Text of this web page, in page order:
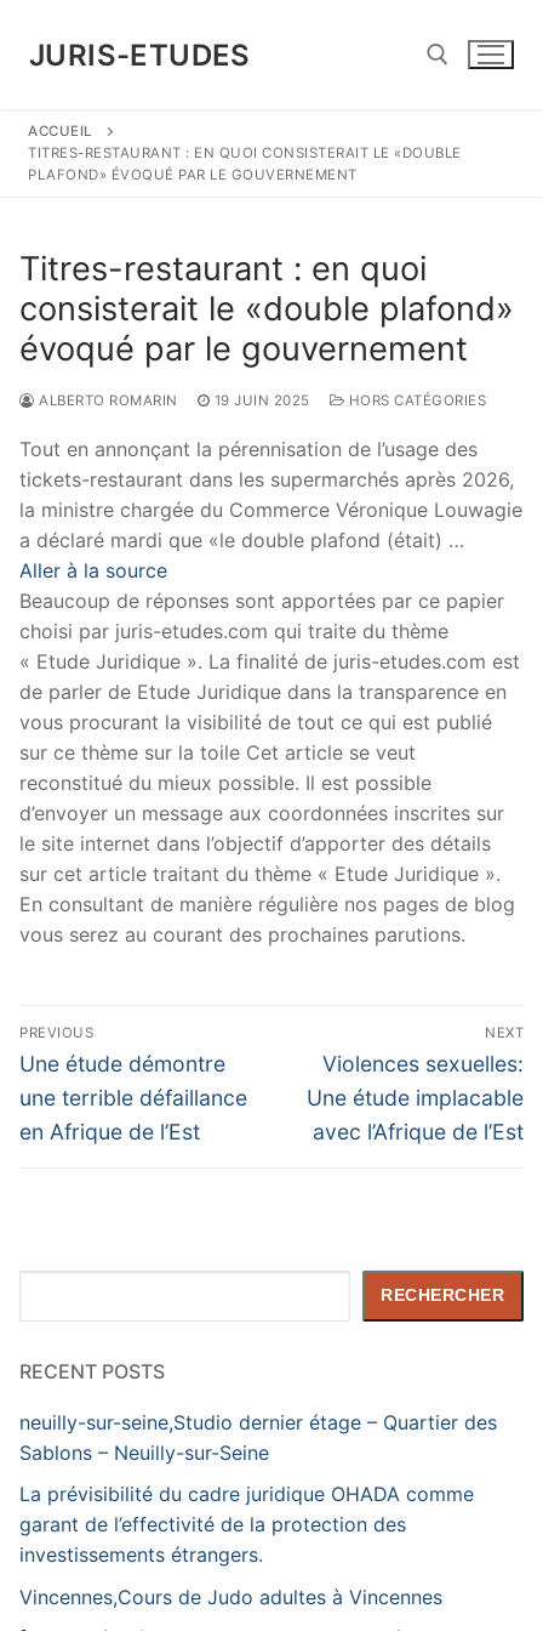
contenu
JURIS-ETUDES
Rechercher :
ACCUEIL
TITRES-RESTAURANT : EN QUOI CONSISTERAIT LE «DOUBLE
PLAFOND» ÉVOQUÉ PAR LE GOUVERNEMENT
Titres-restaurant : en quoi
consisterait le «double plafond»
évoqué par le gouvernement
ALBERTO ROMARIN 19 JUIN 2025 HORS CATÉGORIES
Tout en annonçant la pérennisation de l’usage des
tickets-restaurant dans les supermarchés après 2026,
la ministre chargée du Commerce Véronique Louwagie
a déclaré mardi que «le double plafond (était) …
Aller à la source
Beaucoup de réponses sont apportées par ce papier
choisi par juris-etudes.com qui traite du thème
« Etude Juridique ». La finalité de juris-etudes.com est
de parler de Etude Juridique dans la transparence en
vous procurant la visibilité de tout ce qui est publié
sur ce thème sur la toile Cet article se veut
reconstitué du mieux possible. Il est possible
d’envoyer un message aux coordonnées inscrites sur
le site internet dans l’objectif d’apporter des détails
sur cet article traitant du thème « Etude Juridique ».
En consultant de manière régulière nos pages de blog
vous serez au courant des prochaines parutions.
Navigation
de
l’article
PREVIOUS
Previous
post:
Une étude démontre
une terrible défaillance
en Afrique de l’Est
NEXT
Next
post:
Violences sexuelles:
Une étude implacable
avec l’Afrique de l’Est
RECHERCHER
RECENT POSTS
neuilly-sur-seine,Studio dernier étage – Quartier des
Sablons – Neuilly-sur-Seine
La prévisibilité du cadre juridique OHADA comme
garant de l’effectivité de la protection des
investissements étrangers.
Vincennes,Cours de Judo adultes à Vincennes